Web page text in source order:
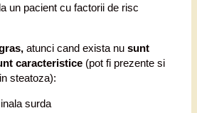
un pacient cu factorii de risc
atunci cand exista nu sunt
caracteristice (pot fi prezente si
steatoza):
surda